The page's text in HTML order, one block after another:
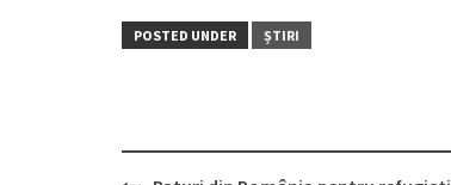
POSTED UNDER ȘTIRI